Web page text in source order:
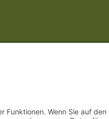
Wiesbaden,Schwerin,Hannover ,Düsseldorf